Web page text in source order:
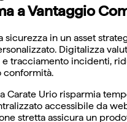
a Vantaggio
sicurezza in un asset
Digitalizza
e tracciamento incidenti,
conformità.
Carate Urio risparmia
accessibile da
stretta assicura un